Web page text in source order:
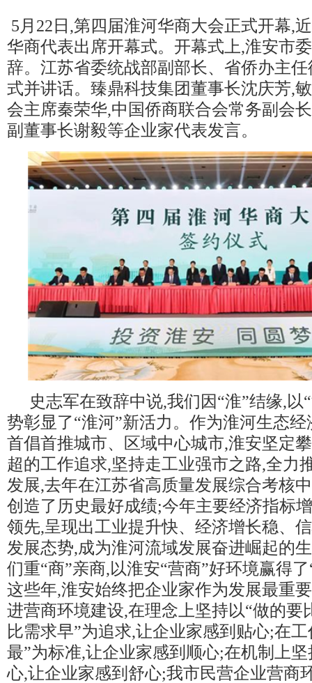
5月22日,第四届淮河华商大会正式开幕,
华商代表出席开幕式。开幕式上,淮安市
辞。江苏省委统战部副部长、省侨办主
式并讲话。臻鼎科技集团董事长沈庆芳,
会主席秦荣华,中国侨商联合会常务副会
副董事长谢毅等企业家代表发言。
史志军在致辞中说,我们因“淮”结缘,以
势彰显了“淮河”新活力。作为淮河生态
首倡首推城市、区域中心城市,淮安坚定
超的工作追求,坚持走工业强市之路,全力
发展,去年在江苏省高质量发展综合考核
创造了历史最好成绩;今年主要经济指标
领先,呈现出工业提升快、经济增长稳、
发展态势,成为淮河流域发展奋进崛起的
们重“商”亲商,以淮安“营商”好环境赢得
这些年,淮安始终把企业家作为发展最重
进营商环境建设,在理念上坚持以“做的要
比需求早”为追求,让企业家感到贴心;在
最”为标准,让企业家感到顺心;在机制上
心,让企业家感到舒心;我市民营企业营商